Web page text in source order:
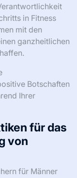
in den Alltag
von Männern
täglich eine feste
oder vor
den Büchern in
Journaling
Sie
Lektionen
zu
Gleichgesinnten